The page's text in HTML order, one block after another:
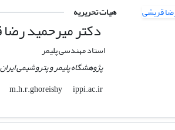
هیات تحریریه
دکتر میرحمید
استاد مهندسی پلیمر
پژوهشگاه پلیمر و پتروشیمی ایران
m.h.r.ghoreishy
ippi.ac.ir